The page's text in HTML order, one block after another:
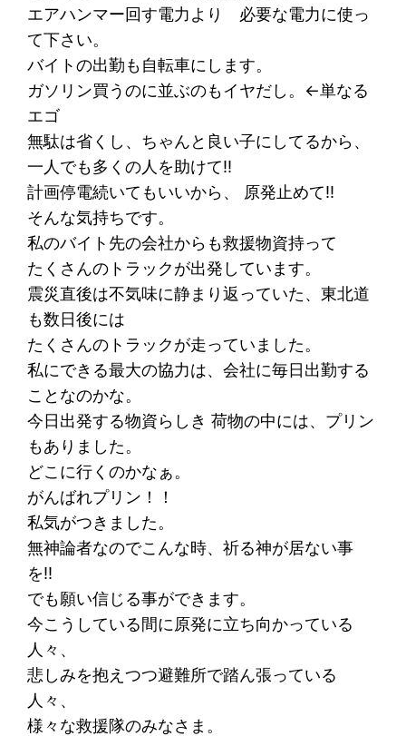
エアハンマー回す電力より 必要な電力に使っ
て下さい。
バイトの出勤も自転車にします。
ガソリン買うのに並ぶのもイヤだし。←単なる
エゴ
無駄は省くし、ちゃんと良い子にしてるから、
一人でも多くの人を助けて!!
計画停電続いてもいいから、 原発止めて!!
そんな気持ちです。
私のバイト先の会社からも救援物資持って
たくさんのトラックが出発しています。
震災直後は不気味に静まり返っていた、東北道
も数日後には
たくさんのトラックが走っていました。
私にできる最大の協力は、会社に毎日出勤する
ことなのかな。
今日出発する物資らしき 荷物の中には、プリン
もありました。
どこに行くのかなぁ。
がんばれプリン！！
私気がつきました。
無神論者なのでこんな時、祈る神が居ない事
を!!
でも願い信じる事ができます。
今こうしている間に原発に立ち向かっている
人々、
悲しみを抱えつつ避難所で踏ん張っている
人々、
様々な救援隊のみなさま。